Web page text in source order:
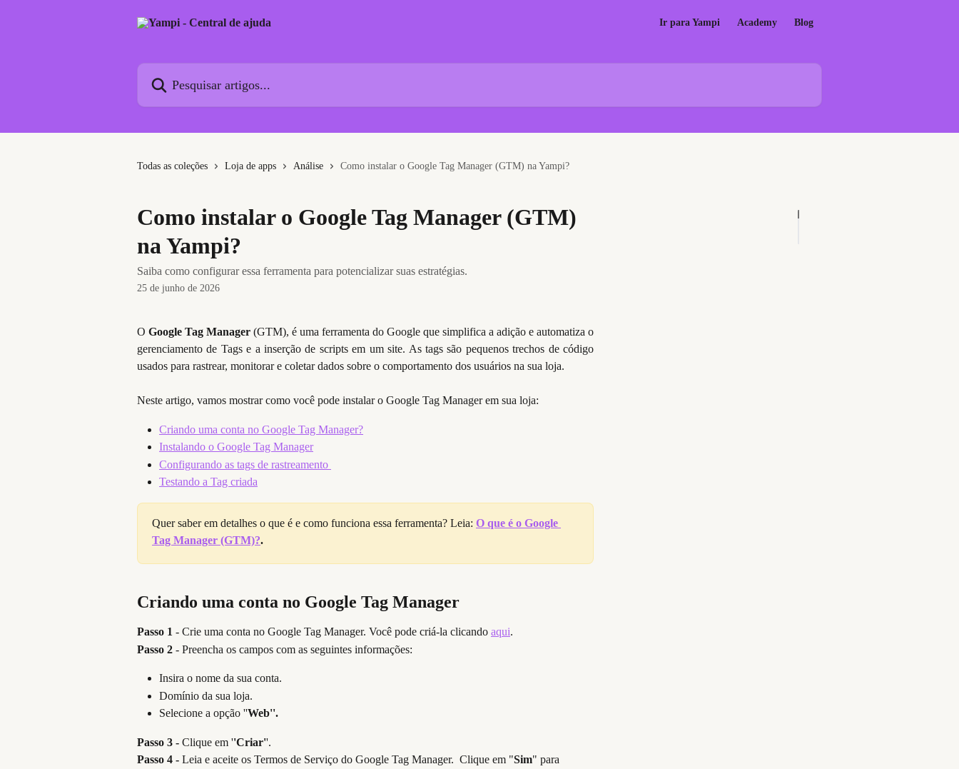
Ir para Yampi Academy Blog
Todas as coleções Loja de apps Análise Como instalar o Google Tag Manager (GTM) na Yampi?
Como instalar o Google Tag Manager (GTM)
na Yampi?
Saiba como configurar essa ferramenta para potencializar suas estratégias.
25 de junho de 2026
O Google Tag Manager (GTM), é uma ferramenta do Google que simplifica a adição e automatiza o
gerenciamento de Tags e a inserção de scripts em um site. As tags são pequenos trechos de código
usados para rastrear, monitorar e coletar dados sobre o comportamento dos usuários na sua loja.
Neste artigo, vamos mostrar como você pode instalar o Google Tag Manager em sua loja:
Criando uma conta no Google Tag Manager?
Instalando o Google Tag Manager
Configurando as tags de rastreamento
Testando a Tag criada
Quer saber em detalhes o que é e como funciona essa ferramenta? Leia: O que é o Google
Tag Manager (GTM)?.
Criando uma conta no Google Tag Manager
Passo 1 - Crie uma conta no Google Tag Manager. Você pode criá-la clicando aqui.
Passo 2 - Preencha os campos com as seguintes informações:
Insira o nome da sua conta.
Domínio da sua loja.
Selecione a opção ''Web''.
Passo 3 - Clique em ''Criar''.
Passo 4 - Leia e aceite os Termos de Serviço do Google Tag Manager.  Clique em "Sim" para